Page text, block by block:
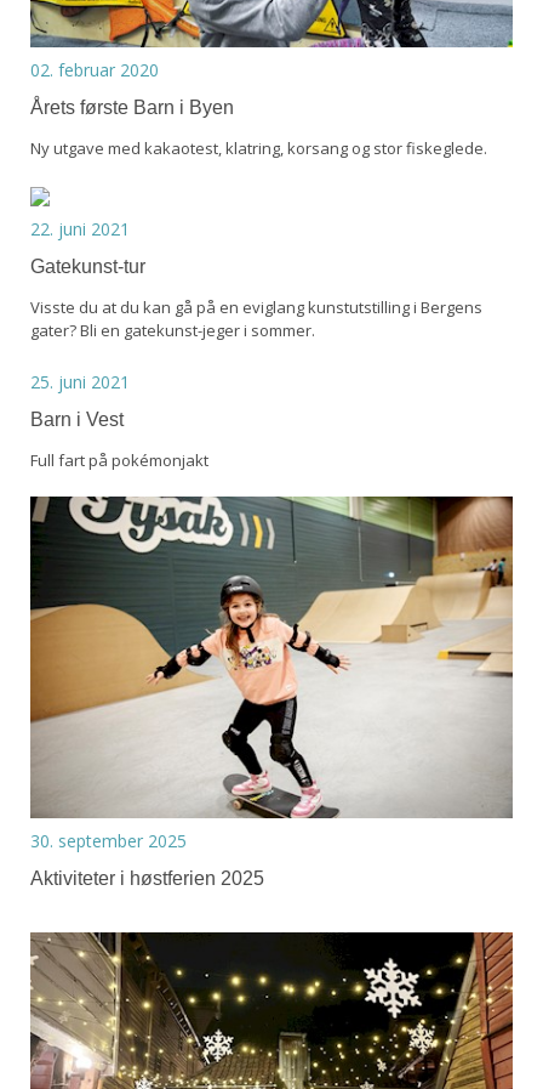
02. februar 2020
Årets første Barn i Byen
Ny utgave med kakaotest, klatring, korsang og stor fiskeglede.
22. juni 2021
Gatekunst-tur
Visste du at du kan gå på en eviglang kunstutstilling i Bergens
gater? Bli en gatekunst-jeger i sommer.
25. juni 2021
Barn i Vest
Full fart på pokémonjakt
30. september 2025
Aktiviteter i høstferien 2025